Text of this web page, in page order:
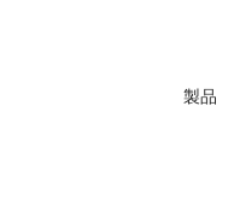
製品